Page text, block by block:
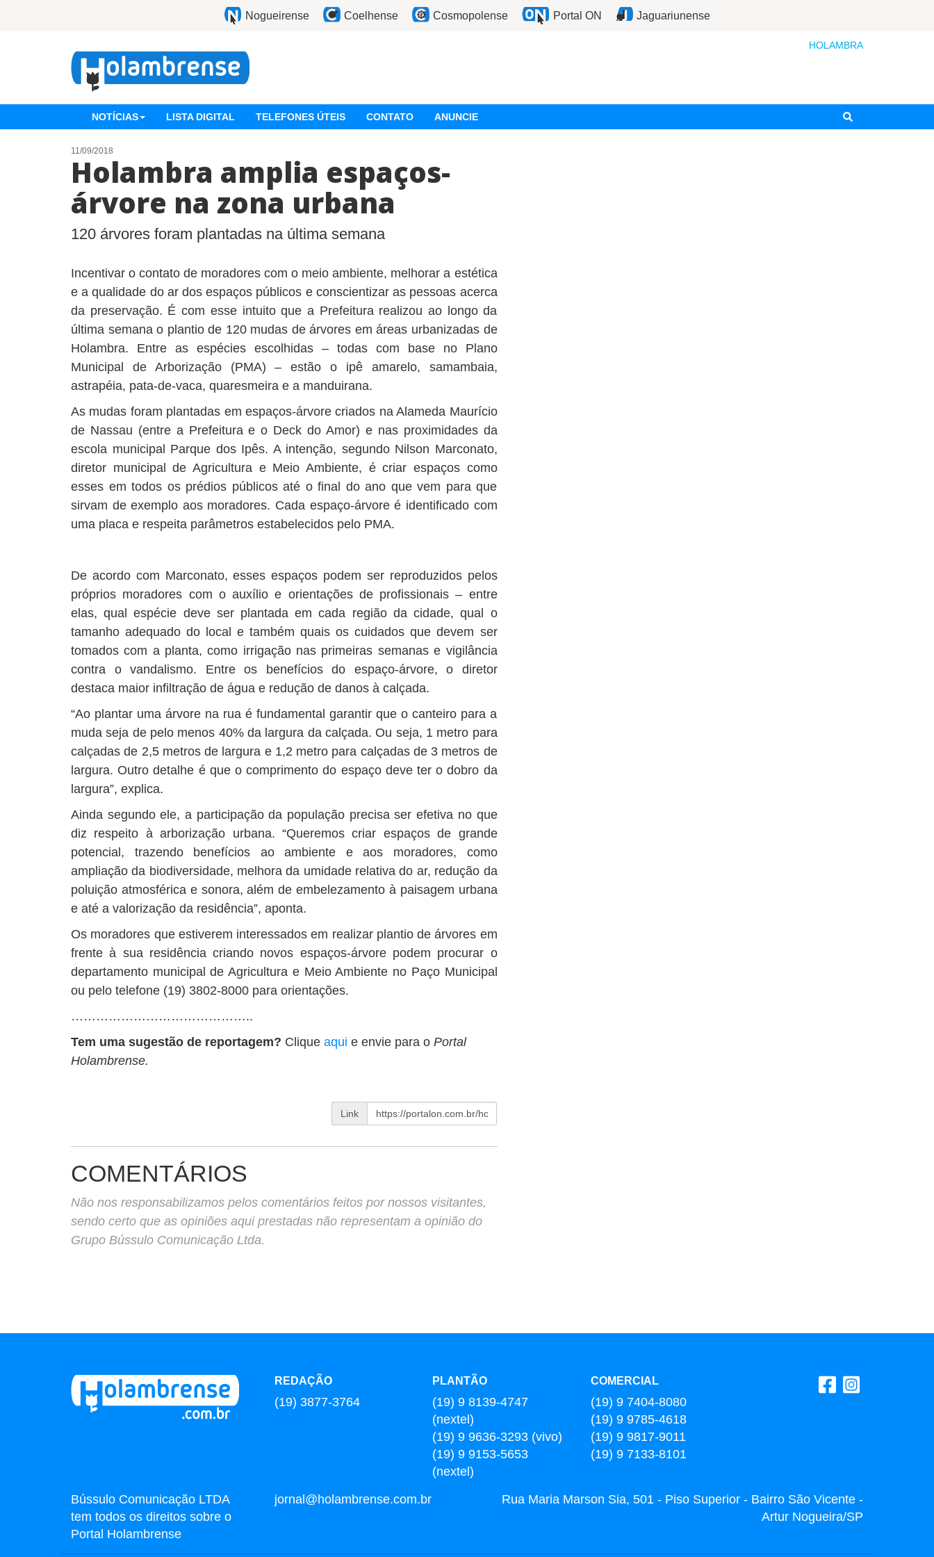
Nogueirense Coelhense Cosmopolense Portal ON Jaguariunense
HOLAMBRA
NOTÍCIAS LISTA DIGITAL TELEFONES ÚTEIS CONTATO ANUNCIE
11/09/2018
Holambra amplia espaços-
árvore na zona urbana
120 árvores foram plantadas na última semana
Incentivar o contato de moradores com o meio ambiente, melhorar a estética
e a qualidade do ar dos espaços públicos e conscientizar as pessoas acerca
da preservação. É com esse intuito que a Prefeitura realizou ao longo da
última semana o plantio de 120 mudas de árvores em áreas urbanizadas de
Holambra. Entre as espécies escolhidas – todas com base no Plano
Municipal de Arborização (PMA) – estão o ipê amarelo, samambaia,
astrapéia, pata-de-vaca, quaresmeira e a manduirana.
As mudas foram plantadas em espaços-árvore criados na Alameda Maurício
de Nassau (entre a Prefeitura e o Deck do Amor) e nas proximidades da
escola municipal Parque dos Ipês. A intenção, segundo Nilson Marconato,
diretor municipal de Agricultura e Meio Ambiente, é criar espaços como
esses em todos os prédios públicos até o final do ano que vem para que
sirvam de exemplo aos moradores. Cada espaço-árvore é identificado com
uma placa e respeita parâmetros estabelecidos pelo PMA.
De acordo com Marconato, esses espaços podem ser reproduzidos pelos
próprios moradores com o auxílio e orientações de profissionais – entre
elas, qual espécie deve ser plantada em cada região da cidade, qual o
tamanho adequado do local e também quais os cuidados que devem ser
tomados com a planta, como irrigação nas primeiras semanas e vigilância
contra o vandalismo. Entre os benefícios do espaço-árvore, o diretor
destaca maior infiltração de água e redução de danos à calçada.
“Ao plantar uma árvore na rua é fundamental garantir que o canteiro para a
muda seja de pelo menos 40% da largura da calçada. Ou seja, 1 metro para
calçadas de 2,5 metros de largura e 1,2 metro para calçadas de 3 metros de
largura. Outro detalhe é que o comprimento do espaço deve ter o dobro da
largura”, explica.
Ainda segundo ele, a participação da população precisa ser efetiva no que
diz respeito à arborização urbana. “Queremos criar espaços de grande
potencial, trazendo benefícios ao ambiente e aos moradores, como
ampliação da biodiversidade, melhora da umidade relativa do ar, redução da
poluição atmosférica e sonora, além de embelezamento à paisagem urbana
e até a valorização da residência”, aponta.
Os moradores que estiverem interessados em realizar plantio de árvores em
frente à sua residência criando novos espaços-árvore podem procurar o
departamento municipal de Agricultura e Meio Ambiente no Paço Municipal
ou pelo telefone (19) 3802-8000 para orientações.
……………………………………..
Tem uma sugestão de reportagem? Clique aqui e envie para o Portal
Holambrense.
Link
COMENTÁRIOS
Não nos responsabilizamos pelos comentários feitos por nossos visitantes,
sendo certo que as opiniões aqui prestadas não representam a opinião do
Grupo Bússulo Comunicação Ltda.
REDAÇÃO
(19) 3877-3764
PLANTÃO
(19) 9 8139-4747
(nextel)
(19) 9 9636-3293 (vivo)
(19) 9 9153-5653
(nextel)
COMERCIAL
(19) 9 7404-8080
(19) 9 9785-4618
(19) 9 9817-9011
(19) 9 7133-8101
Bússulo Comunicação LTDA
tem todos os direitos sobre o
Portal Holambrense
jornal@holambrense.com.br
Rua Maria Marson Sia, 501 - Piso Superior - Bairro São Vicente -
Artur Nogueira/SP